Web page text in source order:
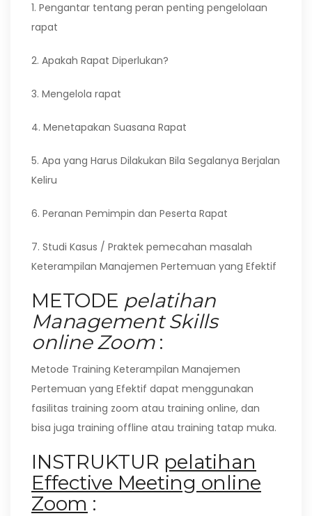
1. Pengantar tentang peran penting pengelolaan
rapat
2. Apakah Rapat Diperlukan?
3. Mengelola rapat
4. Menetapakan Suasana Rapat
5. Apa yang Harus Dilakukan Bila Segalanya Berjalan
Keliru
6. Peranan Pemimpin dan Peserta Rapat
7. Studi Kasus / Praktek pemecahan masalah
Keterampilan Manajemen Pertemuan yang Efektif
METODE pelatihan
Management Skills
online Zoom:
Metode Training Keterampilan Manajemen
Pertemuan yang Efektif dapat menggunakan
fasilitas training zoom atau training online, dan
bisa juga training offline atau training tatap muka.
INSTRUKTUR pelatihan
Effective Meeting online
Zoom :